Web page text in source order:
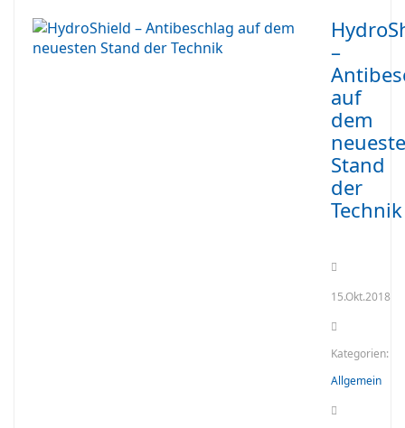
–
auf
dem
Stand
der
Technik
15.Okt.2018
Kategorien:
Allgemein